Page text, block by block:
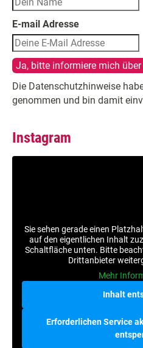
E-mail Adresse
Die Datenschutzhinweise
genommen und bin damit
Instagram
Sie sehen gerade einen
auf den eigentlichen Inhalt
Schaltfläche unten. Bitte
Drittanbieter
Mehr
Inhalt
Erforderlichen Service